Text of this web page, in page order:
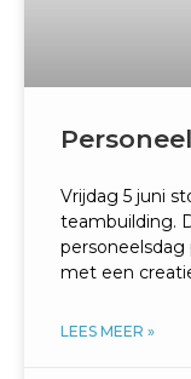
Vrijdag 5 juni
teambuilding.
personeelsdag
met een
LEES MEER »